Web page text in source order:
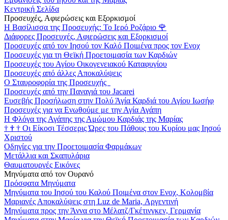
Κεντρική Σελίδα
Προσευχές, Αφιερώσεις και Εξορκισμοί
Η Βασίλισσα της Προσευχής: Το Ιερό Ροζάριο 🌹
Διάφορες Προσευχές, Αφιερώσεις και Εξορκισμοί
Προσευχές από τον Ιησού τον Καλό Ποιμένα προς τον Ενοχ
Προσευχές για τη Θεϊκή Προετοιμασία των Καρδιών
Προσευχές του Αγίου Οικογενειακού Καταφυγίου
Προσευχές από άλλες Αποκαλύψεις
Ο Σταυροφορία της Προσευχής
Προσευχές από την Παναγιά του Jacarei
Ευσεβής Προσήλωση στην Πολύ Άγία Καρδιά του Αγίου Ιωσήφ
Προσευχές για να Ενωθούμε με την Αγία Αγάπη
Η Φλόγα της Αγάπης της Αμώμου Καρδιάς της Μαρίας
† † † Οι Είκοσι Τέσσερις Ώρες του Πάθους του Κυρίου μας Ιησού
Χριστού
Οδηγίες για την Προετοιμασία Φαρμάκων
Μετάλλια και Σκαπυλάρια
Θαυματουργές Εικόνες
Μηνύματα από τον Ουρανό
Πρόσφατα Μηνύματα
Μηνύματα του Ιησού του Καλού Ποιμένα στον Ενοχ, Κολομβία
Μαριανές Αποκαλύψεις στη Luz de Maria, Αργεντινή
Μηνύματα προς την Άννα στο Μέλατζ/Γκέτινγκεν, Γερμανία